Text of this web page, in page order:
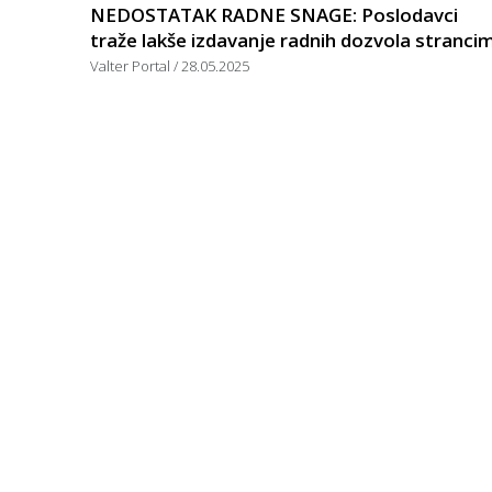
NEDOSTATAK RADNE SNAGE: Poslodavci
traže lakše izdavanje radnih dozvola
Valter Portal 28.05.2025